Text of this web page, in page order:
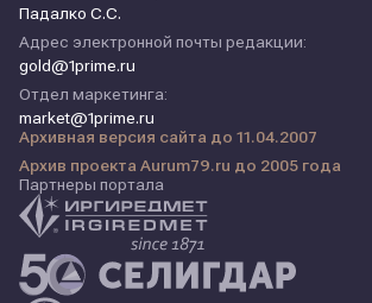
Падалко С.С.
Адрес электронной почты редакции:
gold@1prime.ru
Отдел маркетинга:
market@1prime.ru
Архивная версия сайта до 11.04.2007
Архив проекта Aurum79.ru до 2005 года
Партнеры портала